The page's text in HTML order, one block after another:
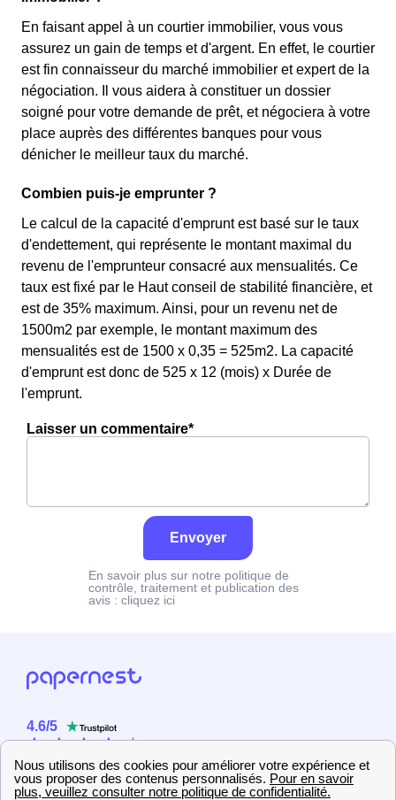
En faisant appel à un courtier immobilier, vous vous
assurez un gain de temps et d'argent. En effet, le courtier
est fin connaisseur du marché immobilier et expert de la
négociation. Il vous aidera à constituer un dossier
soigné pour votre demande de prêt, et négociera à votre
place auprès des différentes banques pour vous
dénicher le meilleur taux du marché.
Combien puis-je emprunter ?
Le calcul de la capacité d'emprunt est basé sur le taux
d'endettement, qui représente le montant maximal du
revenu de l'emprunteur consacré aux mensualités. Ce
taux est fixé par le Haut conseil de stabilité financière, et
est de 35% maximum. Ainsi, pour un revenu net de
1500m2 par exemple, le montant maximum des
mensualités est de 1500 x 0,35 = 525m2. La capacité
d'emprunt est donc de 525 x 12 (mois) x Durée de
l'emprunt.
Laisser un commentaire*
Envoyer
En savoir plus sur notre politique de
contrôle, traitement et publication des
avis : cliquez ici
4.6/5
2358 utilisateurs